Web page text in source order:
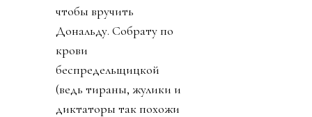
чтобы вручить
Дональду. Собрату по
крови
беспредельщицкой
(ведь тираны, жулики и
диктаторы так похожи